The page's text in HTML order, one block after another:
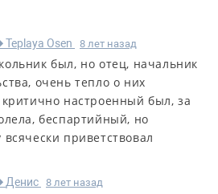
Teplaya Osen 8 лет назад
был, но отец, начальник
очень тепло о них
настроенный был, за
беспартийный, но
приветствовал
Денис 8 лет назад